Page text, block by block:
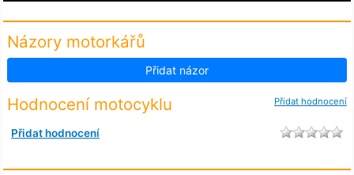
Názory motorkářů
Přidat názor
Přidat hodnocení
Hodnocení motocyklu
Přidat hodnocení